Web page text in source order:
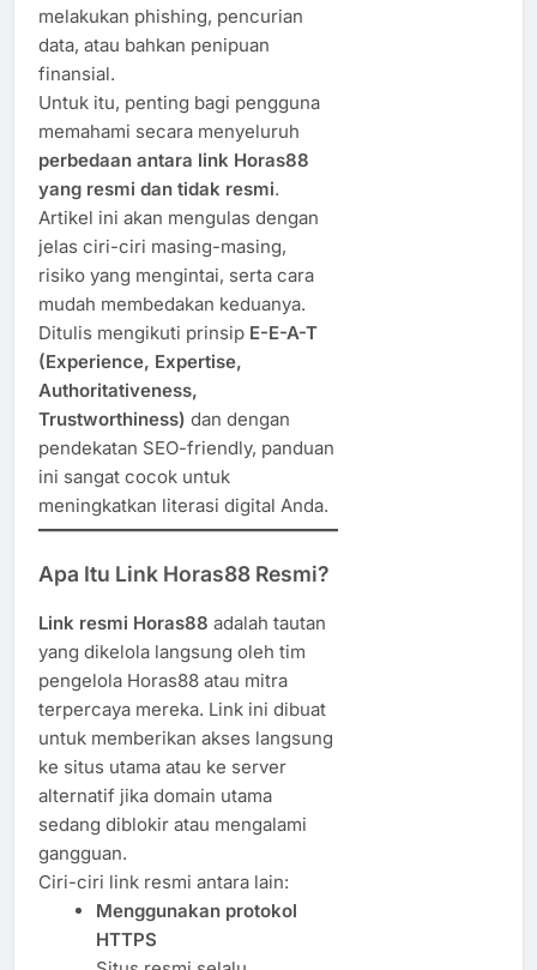
melakukan phishing, pencurian
data, atau bahkan penipuan
finansial.
Untuk itu, penting bagi pengguna
memahami secara menyeluruh
perbedaan antara link Horas88
yang resmi dan tidak resmi.
Artikel ini akan mengulas dengan
jelas ciri-ciri masing-masing,
risiko yang mengintai, serta cara
mudah membedakan keduanya.
Ditulis mengikuti prinsip E-E-A-T
(Experience, Expertise,
Authoritativeness,
Trustworthiness) dan dengan
pendekatan SEO-friendly, panduan
ini sangat cocok untuk
meningkatkan literasi digital Anda.
Apa Itu Link Horas88 Resmi?
Link resmi Horas88 adalah tautan
yang dikelola langsung oleh tim
pengelola Horas88 atau mitra
terpercaya mereka. Link ini dibuat
untuk memberikan akses langsung
ke situs utama atau ke server
alternatif jika domain utama
sedang diblokir atau mengalami
gangguan.
Ciri-ciri link resmi antara lain:
Menggunakan protokol
HTTPS